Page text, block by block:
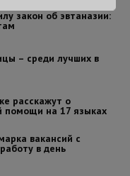
закон об эвтаназии:
– среди лучших в
расскажут о
помощи на 17 языках
вакансий с
в день